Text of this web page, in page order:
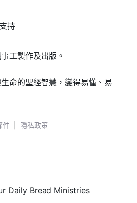
持
工製作及出版。
命的聖經智慧，變得易懂、易
件 隱私政策
Daily Bread Ministries